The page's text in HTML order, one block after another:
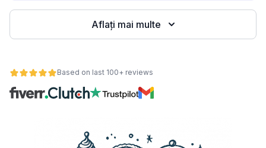
Aflați mai multe
Based on last 100+ reviews